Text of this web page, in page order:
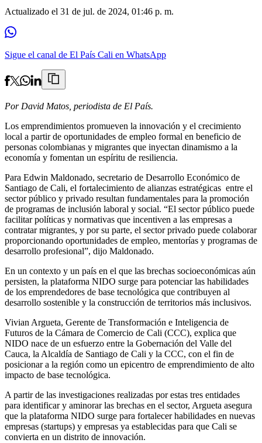
Actualizado el 31 de jul. de 2024, 01:46 p. m.
Sigue el canal de El País Cali en WhatsApp
Por David Matos, periodista de El País.
Los emprendimientos promueven la innovación y el crecimiento
local a partir de oportunidades de empleo formal en beneficio de
personas colombianas y migrantes que inyectan dinamismo a la
economía y fomentan un espíritu de resiliencia.
Para Edwin Maldonado, secretario de Desarrollo Económico de
Santiago de Cali, el fortalecimiento de alianzas estratégicas entre el
sector público y privado resultan fundamentales para la promoción
de programas de inclusión laboral y social. “El sector público puede
facilitar políticas y normativas que incentiven a las empresas a
contratar migrantes, y por su parte, el sector privado puede colaborar
proporcionando oportunidades de empleo, mentorías y programas de
desarrollo profesional”, dijo Maldonado.
En un contexto y un país en el que las brechas socioeconómicas aún
persisten, la plataforma NIDO surge para potenciar las habilidades
de los emprendedores de base tecnológica que contribuyen al
desarrollo sostenible y la construcción de territorios más inclusivos.
Vivian Argueta, Gerente de Transformación e Inteligencia de
Futuros de la Cámara de Comercio de Cali (CCC), explica que
NIDO nace de un esfuerzo entre la Gobernación del Valle del
Cauca, la Alcaldía de Santiago de Cali y la CCC, con el fin de
posicionar a la región como un epicentro de emprendimiento de alto
impacto de base tecnológica.
A partir de las investigaciones realizadas por estas tres entidades
para identificar y aminorar las brechas en el sector, Argueta asegura
que la plataforma NIDO surge para fortalecer habilidades en nuevas
empresas (startups) y empresas ya establecidas para que Cali se
convierta en un distrito de innovación.